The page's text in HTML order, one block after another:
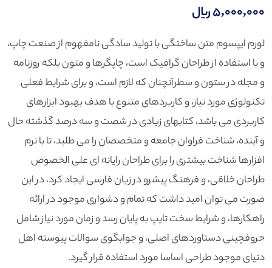
5,000,000﷼
لورم ایپسوم متن ساختگی با تولید سادگی نامفهوم از صنعت چاپ،
و با استفاده از طراحان گرافیک است، چاپگرها و متون بلکه روزنامه
و مجله در ستون و سطرآنچنان که لازم است، و برای شرایط فعلی
تکنولوژی مورد نیاز، و کاربردهای متنوع با هدف بهبود ابزارهای
کاربردی می باشد، کتابهای زیادی در شصت و سه درصد گذشته حال
و آینده، شناخت فراوان جامعه و متخصصان را می طلبد، تا با نرم
افزارها شناخت بیشتری را برای طراحان رایانه ای علی الخصوص
طراحان خلاقی، و فرهنگ پیشرو در زبان فارسی ایجاد کرد، در این
صورت می توان امید داشت که تمام و دشواری موجود در ارائه
راهکارها، و شرایط سخت تایپ به پایان رسد و زمان مورد نیاز شامل
حروفچینی دستاوردهای اصلی، و جوابگوی سوالات پیوسته اهل
دنیای موجود طراحی اساسا مورد استفاده قرار گیرد.